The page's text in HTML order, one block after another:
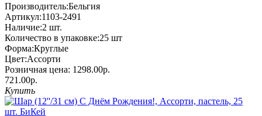
Производитель:Бельгия
Артикул:1103-2491
Наличие:2 шт.
Количество в упаковке:25 шт
Форма:Круглые
Цвет:Ассорти
Розничная цена: 1298.00р.
721.00р.
Купить